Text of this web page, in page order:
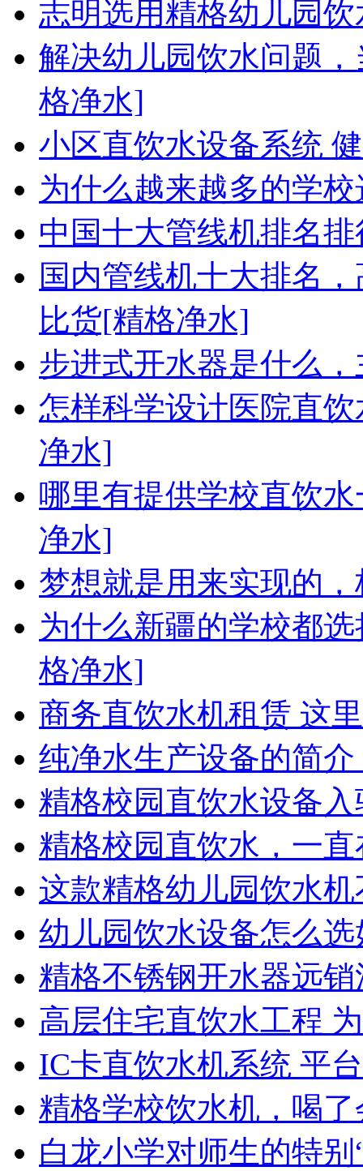
志明选用精格幼儿园
解决幼儿园饮水问题
格净水]
小区直饮水设备系统
为什么越来越多的学
中国十大管线机排名
国内管线机十大排名
比货[精格净水]
步进式开水器是什么
怎样科学设计医院直
净水]
哪里有提供学校直饮
净水]
梦想就是用来实现的
为什么新疆的学校都
格净水]
商务直饮水机租赁 这
纯净水生产设备的简
精格校园直饮水设备
精格校园直饮水，一直
这款精格幼儿园饮水
幼儿园饮水设备怎么
精格不锈钢开水器远
高层住宅直饮水工程
IC卡直饮水机系统 平
精格学校饮水机，喝
白龙小学对师生的特